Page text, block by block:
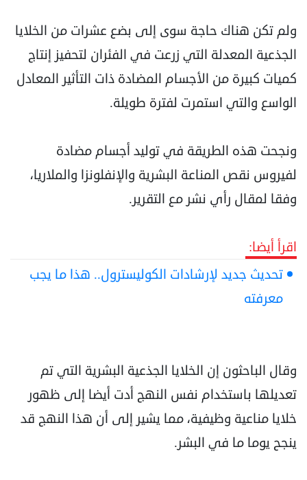
ولم تكن هناك حاجة سوى إلى بضع عشرات من الخلايا
الجذعية المعدلة التي زرعت في الفئران لتحفيز إنتاج
كميات كبيرة من الأجسام المضادة ذات التأثير المعادل
الواسع والتي استمرت لفترة طويلة.
ونجحت هذه الطريقة في توليد أجسام مضادة
لفيروس نقص المناعة البشرية والإنفلونزا والملاريا،
وفقا لمقال رأي نشر مع التقرير.
اقرأ أيضا:
تحديث جديد لإرشادات الكوليسترول.. هذا ما يجب
معرفته
وقال الباحثون إن الخلايا الجذعية البشرية التي تم
تعديلها باستخدام نفس النهج أدت أيضا إلى ظهور
خلايا مناعية وظيفية، مما يشير إلى أن هذا النهج قد
ينجح يوما ما في البشر.